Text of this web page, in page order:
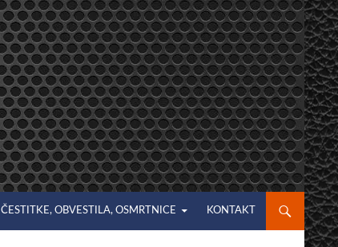
ČESTITKE, OBVESTILA, OSMRTNICE KONTAKT